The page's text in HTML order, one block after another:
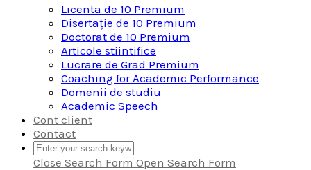
Licenta de 10 Premium
Disertație de 10 Premium
Doctorat de 10 Premium
Articole stiintifice
Lucrare de Grad Premium
Coaching for Academic Performance
Domenii de studiu
Academic Speech
Cont client
Contact
Close Search Form Open Search Form